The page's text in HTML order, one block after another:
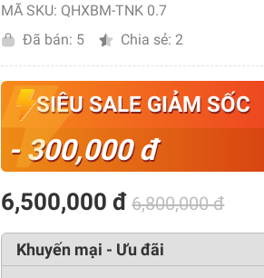
MÃ SKU: QHXBM-TNK 0.7
Đã bán: 5
Chia sẻ: 2
SIÊU SALE GIẢM SỐC
- 300,000 đ
6,500,000 đ 6,800,000 đ
Khuyến mại - Ưu đãi